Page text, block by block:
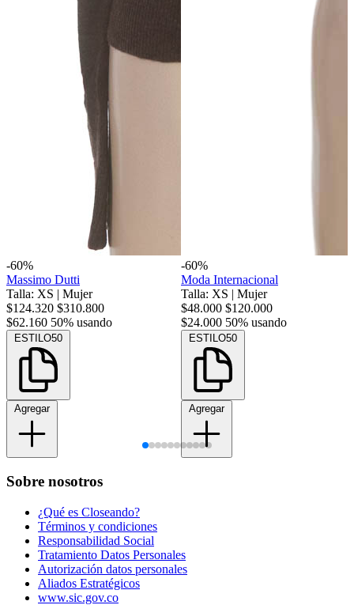
-60%
Massimo Dutti
Talla: XS | Mujer
$124.320 $310.800
$62.160 50% usando
ESTILO50
Agregar
-60%
Moda Internacional
Talla: XS | Mujer
$48.000 $120.000
$24.000 50% usando
ESTILO50
Agregar
Sobre nosotros
¿Qué es Closeando?
Términos y condiciones
Responsabilidad Social
Tratamiento Datos Personales
Autorización datos personales
Aliados Estratégicos
www.sic.gov.co